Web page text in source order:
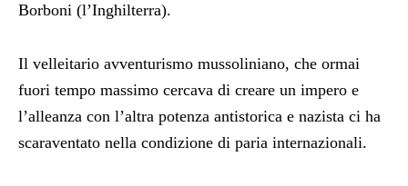
Borboni (l’Inghilterra).
Il velleitario avventurismo mussoliniano, che ormai
fuori tempo massimo cercava di creare un impero e
l’alleanza con l’altra potenza antistorica e nazista ci ha
scaraventato nella condizione di paria internazionali.